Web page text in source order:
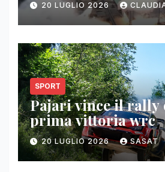
20 LUGLIO 2026
SPORT
Pajari vince il rally
prima vittoria wrc
20 LUGLIO 2026 SASAT